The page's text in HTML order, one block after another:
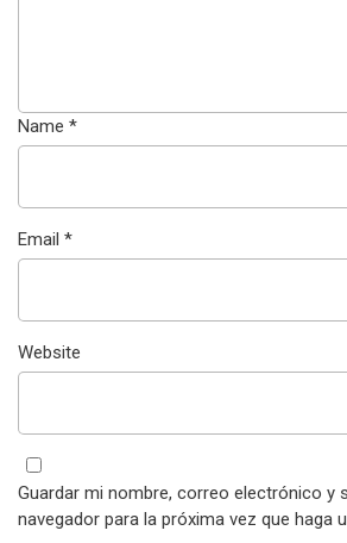
Name *
Email *
Website
Guardar mi nombre, correo electrónico y
navegador para la próxima vez que haga